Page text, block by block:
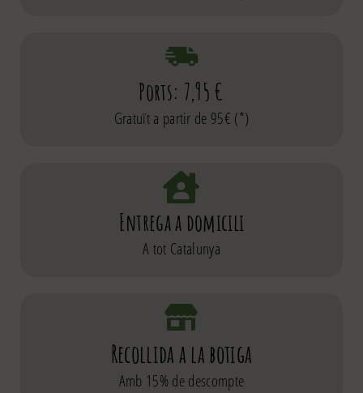
Ports: 7,95 €
Gratuït a partir de 95€ (*)
Entrega a domicili
A tot Catalunya
Recollida a la botiga
Amb 15% de descompte